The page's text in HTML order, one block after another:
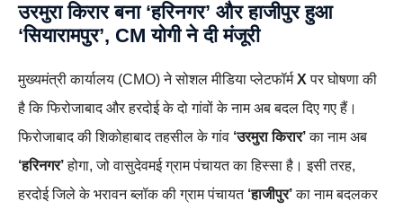
उरमुरा किरार बना ‘हरिनगर’ और हाजीपुर हुआ
‘सियारामपुर’, CM योगी ने दी मंजूरी
मुख्यमंत्री कार्यालय (CMO) ने सोशल मीडिया प्लेटफॉर्मX पर घोषणा की
है कि फिरोजाबाद और हरदोई के दो गांवों के नाम अब बदल दिए गए हैं।
फिरोजाबाद की शिकोहाबाद तहसील के गांव ‘उरमुरा किरार’का नाम अब
‘हरिनगर’होगा, जो वासुदेवमई ग्राम पंचायत का हिस्सा है। इसी तरह,
हरदोई जिले के भरावन ब्लॉक की ग्राम पंचायत ‘हाजीपुर’का नाम बदलकर